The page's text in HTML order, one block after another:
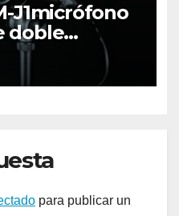
J1micrófono
doble
para publicar un